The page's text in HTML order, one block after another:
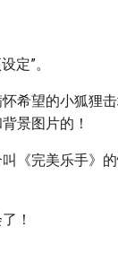
定”。
希望的小狐狸
景图片的！
《完美乐手》
！